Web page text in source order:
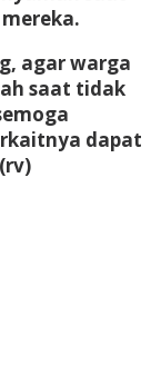
agar warga
saat tidak
dapat